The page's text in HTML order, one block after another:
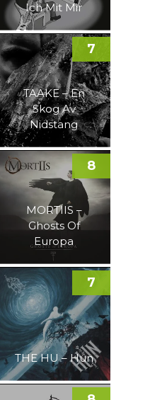
Ich Mit Mir
TAAKE – En
Skog Av
Nidstang
7
MORTIIS –
Ghosts Of
Europa
8
THE HU – Hun
7